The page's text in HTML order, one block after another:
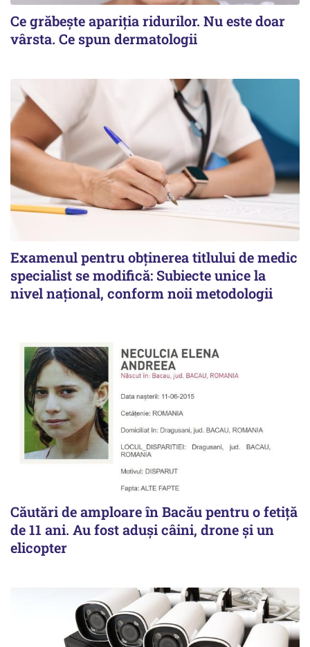
Ce grăbește apariția ridurilor. Nu este doar
vârsta. Ce spun dermatologii
Examenul pentru obținerea titlului de medic
specialist se modifică: Subiecte unice la
nivel național, conform noii metodologii
Căutări de amploare în Bacău pentru o fetiță
de 11 ani. Au fost aduși câini, drone și un
elicopter